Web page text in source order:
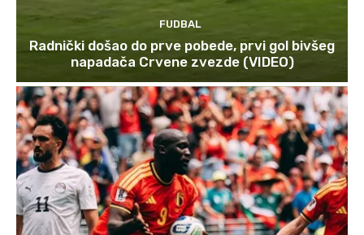
FUDBAL
Radnički došao do prve pobede, prvi gol bivšeg
napadača Crvene zvezde (VIDEO)